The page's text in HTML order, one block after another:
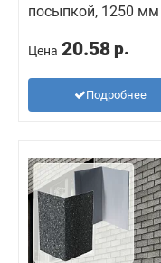
посыпкой, 1250 мм
Цена 20.58 р.
Подробнее